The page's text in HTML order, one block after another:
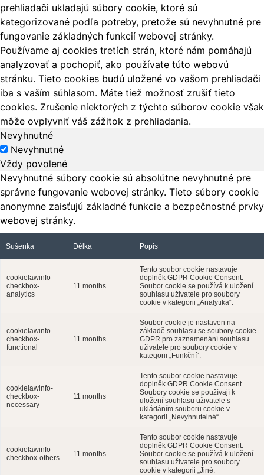
prehliadači ukladajú súbory cookie, ktoré sú
kategorizované podľa potreby, pretože sú nevyhnutné pre
fungovanie základných funkcií webovej stránky.
Používame aj cookies tretích strán, ktoré nám pomáhajú
analyzovať a pochopiť, ako používate túto webovú
stránku. Tieto cookies budú uložené vo vašom prehliadači
iba s vaším súhlasom. Máte tiež možnosť zrušiť tieto
cookies. Zrušenie niektorých z týchto súborov cookie však
môže ovplyvniť váš zážitok z prehliadania.
Nevyhnutné
Nevyhnutné
Vždy povolené
Nevyhnutné súbory cookie sú absolútne nevyhnutné pre
správne fungovanie webovej stránky. Tieto súbory cookie
anonymne zaisťujú základné funkcie a bezpečnostné prvky
webovej stránky.
Sušenka Délka Popis
cookielawinfo-
checkbox-
analytics
11 months
Tento soubor cookie nastavuje
doplněk GDPR Cookie Consent.
Soubor cookie se používá k uložení
souhlasu uživatele pro soubory
cookie v kategorii „Analytika“.
cookielawinfo-
checkbox-
functional
11 months
Soubor cookie je nastaven na
základě souhlasu se soubory cookie
GDPR pro zaznamenání souhlasu
uživatele pro soubory cookie v
kategorii „Funkční“.
cookielawinfo-
checkbox-
necessary
11 months
Tento soubor cookie nastavuje
doplněk GDPR Cookie Consent.
Soubory cookie se používají k
uložení souhlasu uživatele s
ukládáním souborů cookie v
kategorii „Nevyhnutelné“.
cookielawinfo-
checkbox-others
11 months
Tento soubor cookie nastavuje
doplněk GDPR Cookie Consent.
Soubor cookie se používá k uložení
souhlasu uživatele pro soubory
cookie v kategorii „Jiné.